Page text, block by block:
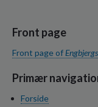
Front page
Front page of
Primær
Forside